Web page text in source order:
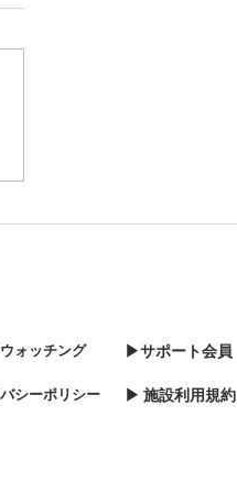
をご用意いたしまし
ォッチング
シーポリシー
▶サポート会員
▶ 施設利用規約